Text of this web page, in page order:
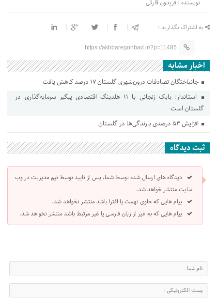
نویسنده : فریدون قارئی
به اشتراک بگذارید :
https://akhbaregonbad.ir/?p=11485
اخبار مشابه
جانباختگان تصادفات درون‌شهری گلستان ۱۷ درصد کاهش یافت
استاندار: بابک زنجانی با ۱۱ هلدینگ اقتصادی پیگیر سرمایه‌گذاری در
گلستان است
افزایش ۵۳ درصدی بارندگی‌ها در گلستان
ثبت دیدگاه
دیدگاه های ارسال شده توسط شما، پس از تایید توسط تیم مدیریت در وب
سایت منتشر خواهد شد.
پیام هایی که حاوی تهمت یا افترا باشد منتشر نخواهد شد.
پیام هایی که به غیر از زبان فارسی یا غیر مرتبط باشد منتشر نخواهد شد.